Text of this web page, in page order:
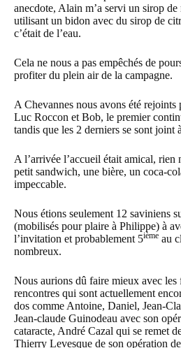
anecdote, Alain m’a servi un sirop de
utilisant un bidon avec du sirop de
c’était de l’eau.
Cela ne nous a pas empêchés de
profiter du plein air de la campagne.
A Chevannes nous avons été rejoints
Luc Roccon et Bob, le premier
tandis que les 2 derniers se sont joint
A l’arrivée l’accueil était amical, rien
petit sandwich, une bière, un coca-
impeccable.
Nous étions seulement 12 saviniens
(mobilisés pour plaire à Philippe) à
l’invitation et probablement 5ième au
nombreux.
Nous aurions dû faire mieux avec les
rencontres qui sont actuellement
dos comme Antoine, Daniel, Jean-
Jean-claude Guinodeau avec son
cataracte, André Cazal qui se remet
Thierry Levesque de son opération